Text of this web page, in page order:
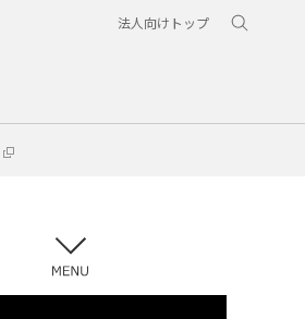
法人向けトップ